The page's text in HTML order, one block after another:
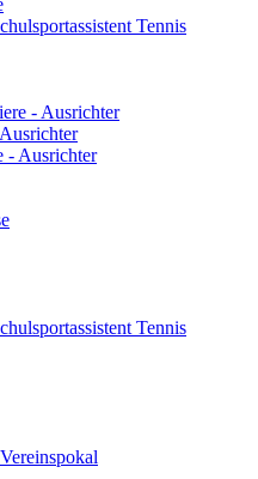
angepasst werden.
Tennis
- Ausrichter
- Ausrichter
Tennis